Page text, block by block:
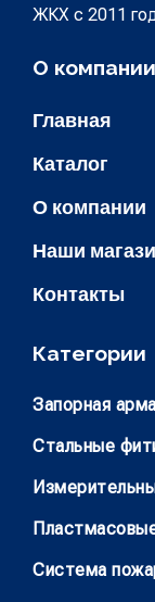
ЖКХ с 2011
О компании
Главная
Каталог
О компании
Наши
Контакты
Категории
Запорная
Стальные
Система